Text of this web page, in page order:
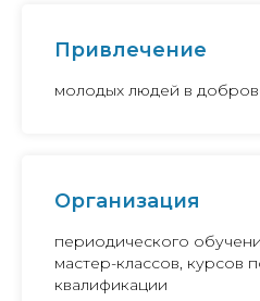
Привлечение
молодых людей в
Организация
периодического
мастер-классов, курсов
квалификации